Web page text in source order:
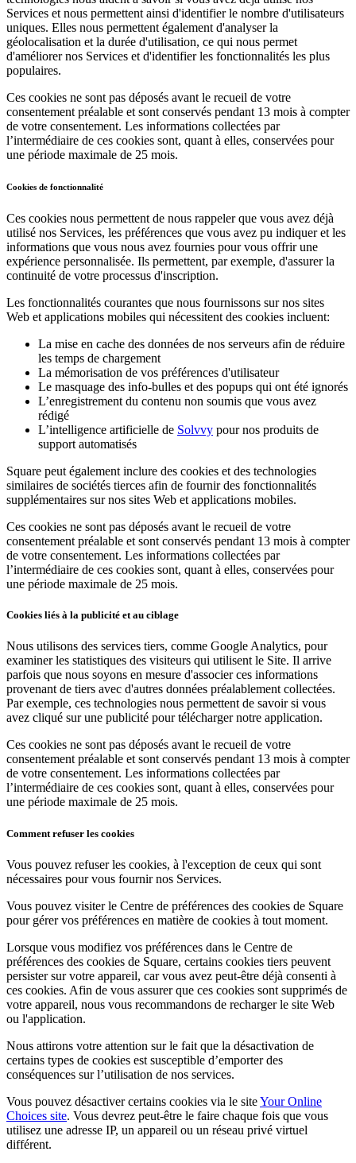
Paysagistes
Matériel
Square Terminal
Square Stand
Square Reader
Accessoires
Tout le matériel
Découvrir
Traitement des paiements
Système de point de vente
Solution PDV Square pour restaurants
Solution PDV Square pour détaillants
Rendez-vous Square
Factures
Commande en ligne
Boutique en ligne
Développeurs
Marketing
Square IA
Messages
Rapports
Programmes de fidélisation
Répertoire de clients
Cartes cadeaux
Studio photo
Plateforme d’applications
Découvrir
Quarts de travail
Accès avancé
Découvrir
Aperçu de l'argent
Carte Square
Dossiers Solde
Prêts aux enterprises
Transferts Instantanés
Aucun article dans votre panier
Services et nous permettent ainsi d'identifier le nombre d'utilisateurs
uniques. Elles nous permettent également d'analyser la
géolocalisation et la durée d'utilisation, ce qui nous permet
d'améliorer nos Services et d'identifier les fonctionnalités les plus
populaires.
Ces cookies ne sont pas déposés avant le recueil de votre
consentement préalable et sont conservés pendant 13 mois à compter
de votre consentement. Les informations collectées par
l’intermédiaire de ces cookies sont, quant à elles, conservées pour
une période maximale de 25 mois.
Cookies de fonctionnalité
Ces cookies nous permettent de nous rappeler que vous avez déjà
utilisé nos Services, les préférences que vous avez pu indiquer et les
informations que vous nous avez fournies pour vous offrir une
expérience personnalisée. Ils permettent, par exemple, d'assurer la
continuité de votre processus d'inscription.
Les fonctionnalités courantes que nous fournissons sur nos sites
Web et applications mobiles qui nécessitent des cookies incluent:
La mise en cache des données de nos serveurs afin de réduire
les temps de chargement
La mémorisation de vos préférences d'utilisateur
Le masquage des info-bulles et des popups qui ont été ignorés
L’enregistrement du contenu non soumis que vous avez
rédigé
L’intelligence artificielle de Solvvy pour nos produits de
support automatisés
Square peut également inclure des cookies et des technologies
similaires de sociétés tierces afin de fournir des fonctionnalités
supplémentaires sur nos sites Web et applications mobiles.
Ces cookies ne sont pas déposés avant le recueil de votre
consentement préalable et sont conservés pendant 13 mois à compter
de votre consentement. Les informations collectées par
l’intermédiaire de ces cookies sont, quant à elles, conservées pour
une période maximale de 25 mois.
Cookies liés à la publicité et au ciblage
Nous utilisons des services tiers, comme Google Analytics, pour
examiner les statistiques des visiteurs qui utilisent le Site. Il arrive
parfois que nous soyons en mesure d'associer ces informations
provenant de tiers avec d'autres données préalablement collectées.
Par exemple, ces technologies nous permettent de savoir si vous
avez cliqué sur une publicité pour télécharger notre application.
Ces cookies ne sont pas déposés avant le recueil de votre
consentement préalable et sont conservés pendant 13 mois à compter
de votre consentement. Les informations collectées par
l’intermédiaire de ces cookies sont, quant à elles, conservées pour
une période maximale de 25 mois.
Comment refuser les cookies
Vous pouvez refuser les cookies, à l'exception de ceux qui sont
nécessaires pour vous fournir nos Services.
Vous pouvez visiter le Centre de préférences des cookies de Square
pour gérer vos préférences en matière de cookies à tout moment.
Lorsque vous modifiez vos préférences dans le Centre de
préférences des cookies de Square, certains cookies tiers peuvent
persister sur votre appareil, car vous avez peut-être déjà consenti à
ces cookies. Afin de vous assurer que ces cookies sont supprimés de
votre appareil, nous vous recommandons de recharger le site Web
ou l'application.
Nous attirons votre attention sur le fait que la désactivation de
certains types de cookies est susceptible d’emporter des
conséquences sur l’utilisation de nos services.
Vous pouvez désactiver certains cookies via le siteYour Online
Choices site. Vous devrez peut-être le faire chaque fois que vous
utilisez une adresse IP, un appareil ou un réseau privé virtuel
différent.